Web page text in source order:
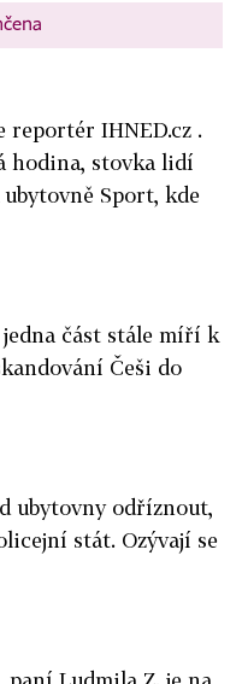
reportér IHNED.cz .
hodina, stovka lidí
Sport, kde
část stále míří k
Češi do
ubytovny odříznout,
stát. Ozývají se